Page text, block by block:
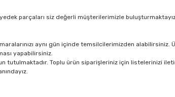
parçaları siz değerli müşterilerimizle
aynı gün içinde temsilcilerimizden
yapabilirsiniz.
tutulmaktadır. Toplu ürün siparişleriniz için listelerinizi